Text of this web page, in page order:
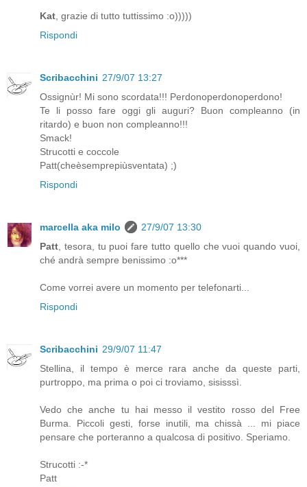
Kat , grazie di tutto tuttissimo :o)))))
Rispondi
Scribacchini 27/9/07 13:27
Ossignùr! Mi sono scordata!!! Perdonoperdonoperdono!
Te li posso fare oggi gli auguri? Buon compleanno (in
ritardo) e buon non compleanno!!!
Smack!
Strucotti e coccole
Patt(cheèsemprepiùsventata) ;)
Rispondi
marcella aka milo
27/9/07 13:30
Patt , tesora, tu puoi fare tutto quello che vuoi quando vuoi,
ché andrà sempre benissimo :o***
Come vorrei avere un momento per telefonarti...
Rispondi
Scribacchini 29/9/07 11:47
Stellina, il tempo è merce rara anche da queste parti,
purtroppo, ma prima o poi ci troviamo, sisisssì.
Vedo che anche tu hai messo il vestito rosso del Free
Burma. Piccoli gesti, forse inutili, ma chissà ... mi piace
pensare che porteranno a qualcosa di positivo. Speriamo.
Strucotti :-*
Patt